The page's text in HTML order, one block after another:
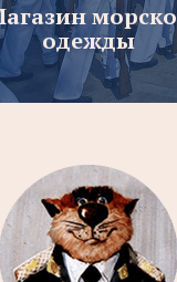
одежды